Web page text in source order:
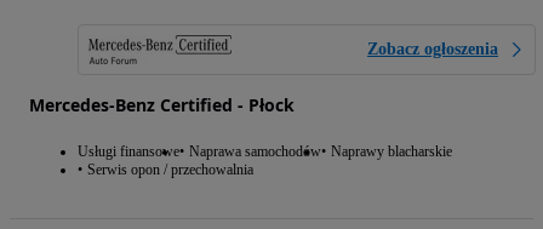
Zobacz ogłoszenia
Mercedes-Benz Certified - Płock
Usługi finansowe Naprawa samochodów Naprawy blacharskie
Serwis opon / przechowalnia